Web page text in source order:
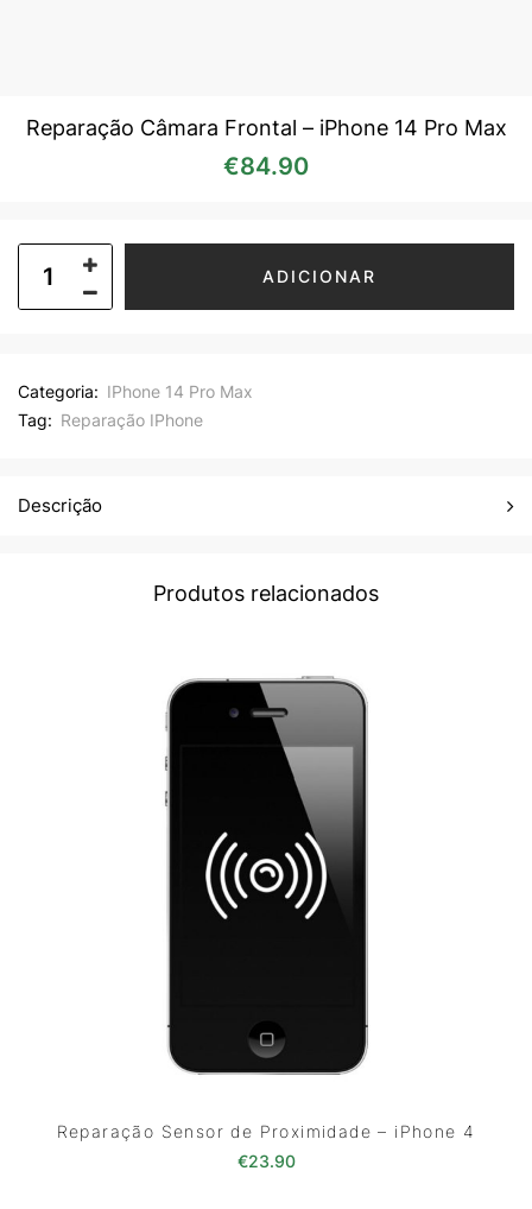
Reparação Câmara Frontal – iPhone 14 Pro Max
€84.90
ADICIONAR
Categoria: IPhone 14 Pro Max
Tag: Reparação IPhone
Descrição
Produtos relacionados
Reparação Sensor de Proximidade – iPhone 4
€23.90